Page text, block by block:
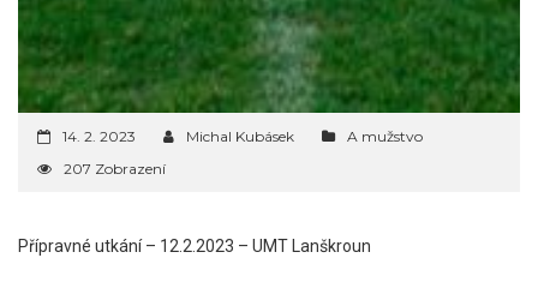
14. 2. 2023 Michal Kubásek
A mužstvo
207 Zobrazení
Přípravné utkání – 12.2.2023 – UMT Lanškroun